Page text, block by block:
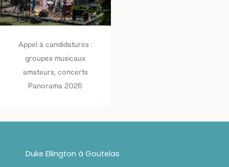
Appel à candidatures :
groupes musicaux
amateurs, concerts
Panorama 2026
Duke Ellington à Goutelas